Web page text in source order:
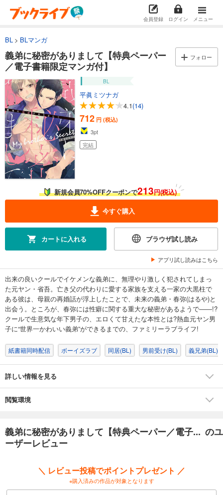
会員登録 ログイン メニュー
BL BLマンガ
義弟に秘密がありまして【特典ペーパー
／電子書籍限定マンガ付】
フォロー
BL
平眞ミツナガ
4.1(14)
712 円 (税込)
3pt
完結
新規会員70%OFFクーポンで213円(税込)
今すぐ購入
カートに入れる ブラウザ試し読み
アプリ試し読みはこちら
出来の良いクールでイケメンな義弟に、無理やり激しく犯されてしまっ
た元ヤン・省吾。亡き父の代わりに愛する家族を支える一家の大黒柱で
ある彼は、母親の再婚話が浮上したことで、未来の義弟・春弥(はるや)と
出会う。ところが、春弥には性癖に関する重大な秘密があるようで――!?
クールで生意気な年下男子の、エロくて甘えたな本性とは?熱血元ヤン男
子に“世界一かわいい義弟”ができるまでの、ファミリーラブライフ!
紙書籍同時配信 ボーイズラブ 同居(BL) 男前受け(BL) 義兄弟(BL)
詳しい情報を見る
閲覧環境
義弟に秘密がありまして【特典ペーパー／電子... のユ
ーザーレビュー
＼ レビュー投稿でポイントプレゼント ／
※購入済みの作品が対象となります